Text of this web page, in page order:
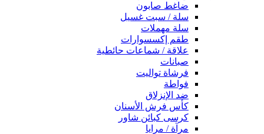
ضاغط صابون
سلة / سبت غسيل
سلة مهملات
طقم إكسسوارات
علاقة / شماعات حائطية
صبانات
فرشاة تواليت
فواطة
ضد الإنزلاق
كأس فرش الأسنان
كرسى كبائن شاور
مرآة / مرايا